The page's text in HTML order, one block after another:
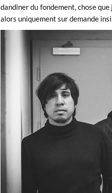
dandiner du fondement, chose
alors uniquement sur demande